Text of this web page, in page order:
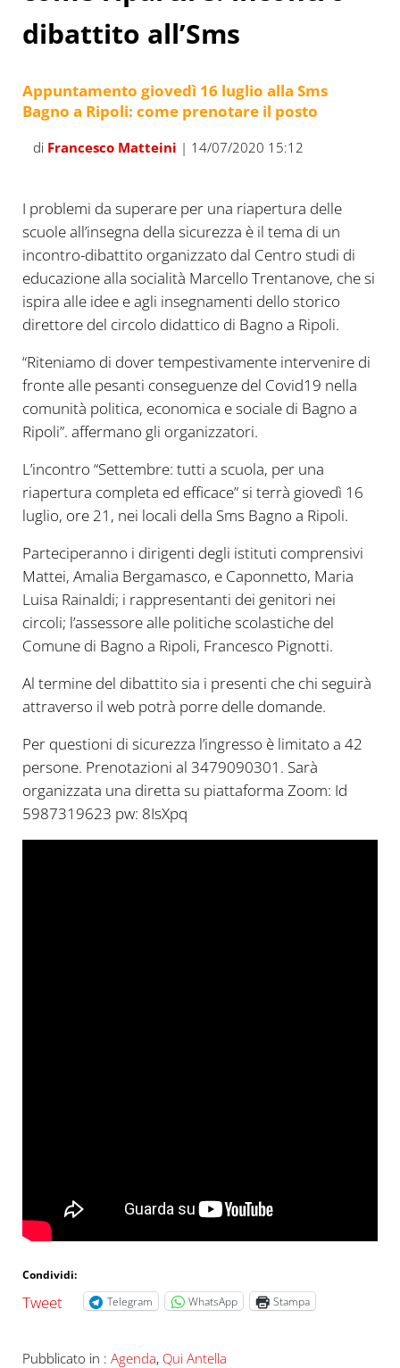
dibattito all’Sms
Appuntamento giovedì 16 luglio alla Sms
Bagno a Ripoli: come prenotare il posto
di Francesco Matteini | 14/07/2020 15:12
I problemi da superare per una riapertura delle
scuole all’insegna della sicurezza è il tema di un
incontro-dibattito organizzato dal Centro studi di
educazione alla socialità Marcello Trentanove, che si
ispira alle idee e agli insegnamenti dello storico
direttore del circolo didattico di Bagno a Ripoli.
“Riteniamo di dover tempestivamente intervenire di
fronte alle pesanti conseguenze del Covid19 nella
comunità politica, economica e sociale di Bagno a
Ripoli”. affermano gli organizzatori.
L’incontro “Settembre: tutti a scuola, per una
riapertura completa ed efficace” si terrà giovedì 16
luglio, ore 21, nei locali della Sms Bagno a Ripoli.
Parteciperanno i dirigenti degli istituti comprensivi
Mattei, Amalia Bergamasco, e Caponnetto, Maria
Luisa Rainaldi; i rappresentanti dei genitori nei
circoli; l’assessore alle politiche scolastiche del
Comune di Bagno a Ripoli, Francesco Pignotti.
Al termine del dibattito sia i presenti che chi seguirà
attraverso il web potrà porre delle domande.
Per questioni di sicurezza l’ingresso è limitato a 42
persone. Prenotazioni al 3479090301. Sarà
organizzata una diretta su piattaforma Zoom: Id
5987319623 pw: 8IsXpq
Condividi:
Tweet Telegram WhatsApp Stampa
Pubblicato in : Agenda, Qui Antella